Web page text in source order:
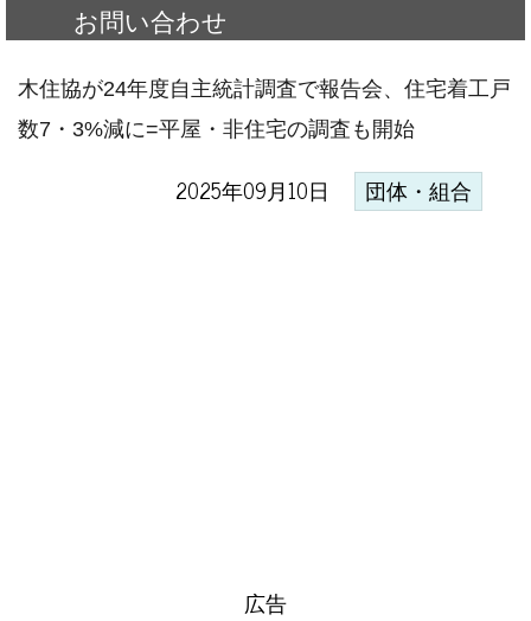
お問い合わせ
木住協が24年度自主統計調査で報告会、住宅着工戸
数7・3%減に=平屋・非住宅の調査も開始
2025年09月10日 団体・組合
広告